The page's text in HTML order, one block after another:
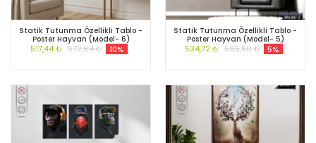
Statik Tutunma Özellikli Tablo -
Poster Hayvan (Model- 6)
517,44 ₺ 572,64 ₺ 10%
Statik Tutunma Özellikli Tablo -
Poster Hayvan (Model- 5)
534,72 ₺ 565,80 ₺ 5%